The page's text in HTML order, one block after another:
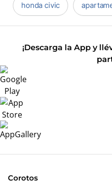
honda civic
¡Descarga la App y
Corotos